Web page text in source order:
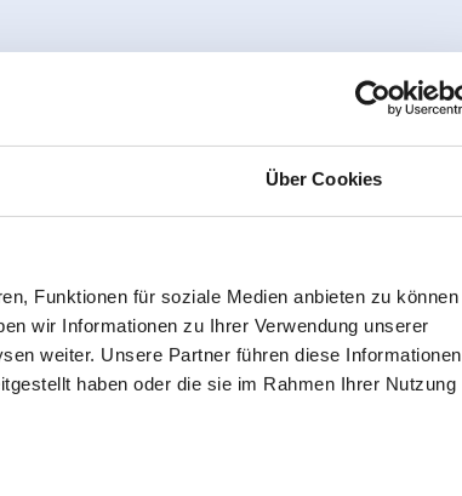
Über Cookies
Funktionen für soziale Medien anbieten zu können
wir Informationen zu Ihrer Verwendung unserer
weiter. Unsere Partner führen diese Informationen
haben oder die sie im Rahmen Ihrer Nutzung